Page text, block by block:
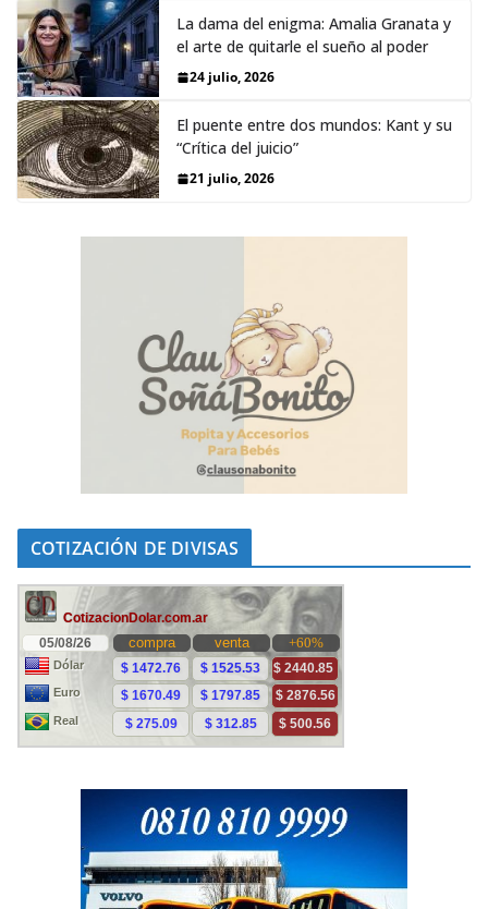
La dama del enigma: Amalia Granata y
el arte de quitarle el sueño al poder
24 julio, 2026
El puente entre dos mundos: Kant y su
“Crítica del juicio”
21 julio, 2026
COTIZACIÓN DE DIVISAS